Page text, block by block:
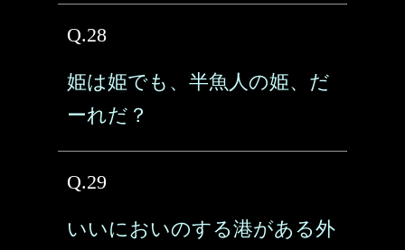
Q.28
姫は姫でも、半魚人の姫、だ
ーれだ？
Q.29
いいにおいのする港がある外